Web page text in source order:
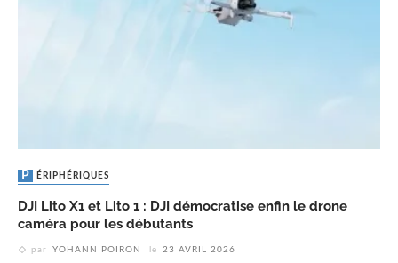
PÉRIPHÉRIQUES
DJI Lito X1 et Lito 1 : DJI démocratise enfin le drone
caméra pour les débutants
par YOHANN POIRON le 23 AVRIL 2026